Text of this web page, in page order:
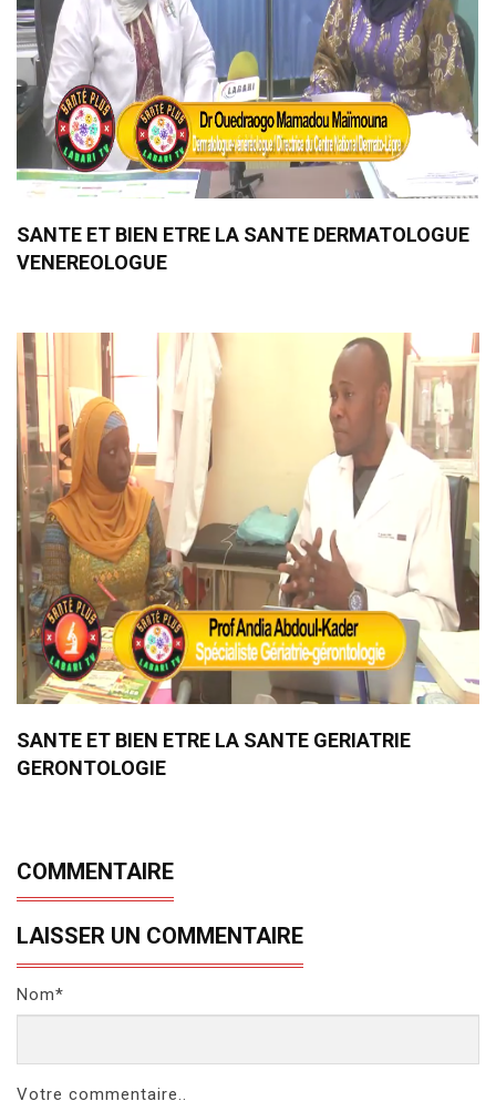
SANTE ET BIEN ETRE LA SANTE DERMATOLOGUE
VENEREOLOGUE
SANTE ET BIEN ETRE LA SANTE GERIATRIE
GERONTOLOGIE
COMMENTAIRE
LAISSER UN COMMENTAIRE
Nom*
Votre commentaire..